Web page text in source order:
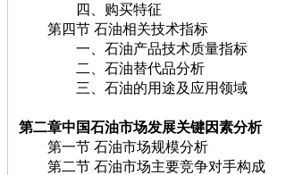
四、购买特征
第四节 石油相关技术指标
一、石油产品技术质量指标
二、石油替代品分析
三、石油的用途及应用领域
第二章中国石油市场发展关键因素分析
第一节 石油市场规模分析
第二节 石油市场主要竞争对手构成